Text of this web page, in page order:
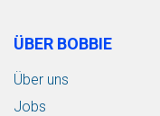
ÜBER BOBBIE
Über uns
Jobs